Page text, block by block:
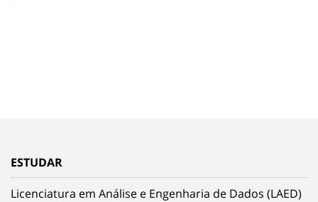
ESTUDAR
Licenciatura em Análise e Engenharia de Dados (LAED)